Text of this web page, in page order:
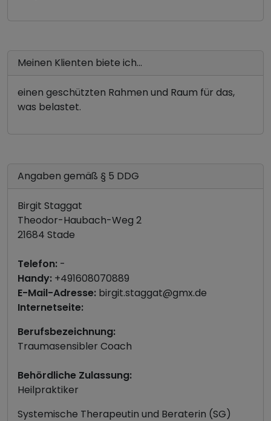
Meinen Klienten biete ich...
einen geschützten Rahmen und Raum für das,
was belastet.
Angaben gemäß § 5 DDG
Birgit Staggat
Theodor-Haubach-Weg 2
21684 Stade
Telefon: -
Handy: +491608070889
E-Mail-Adresse: birgit.staggat@gmx.de
Internetseite:
Berufsbezeichnung:
Traumasensibler Coach
Behördliche Zulassung:
Heilpraktiker
Systemische Therapeutin und Beraterin (SG)